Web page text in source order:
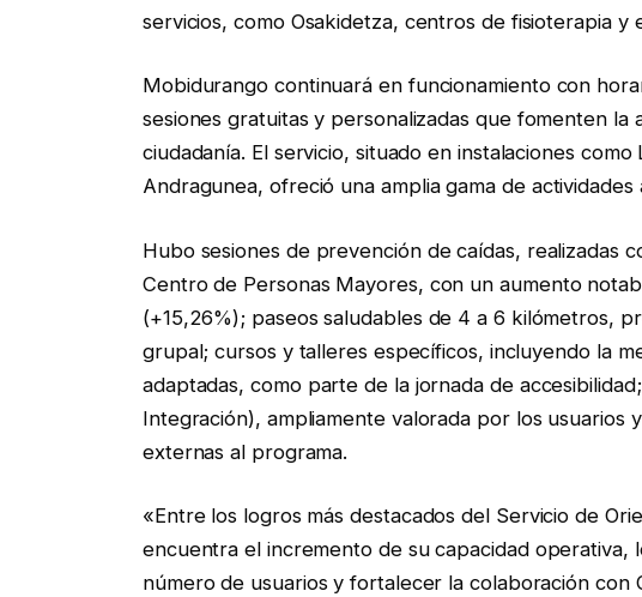
servicios, como Osakidetza, centros de fisioterapia y
Mobidurango continuará en funcionamiento con
sesiones gratuitas y personalizadas que fomenten
ciudadanía. El servicio, situado en instalaciones
Andragunea, ofreció una amplia gama de actividades
Hubo sesiones de prevención de caídas, realizadas
Centro de Personas Mayores, con un aumento
(+15,26%); paseos saludables de 4 a 6 kilómetros,
grupal; cursos y talleres específicos, incluyendo la
adaptadas, como parte de la jornada de
Integración), ampliamente valorada por los usuarios
externas al programa.
«Entre los logros más destacados del Servicio de
encuentra el incremento de su capacidad operativa,
número de usuarios y fortalecer la colaboración con